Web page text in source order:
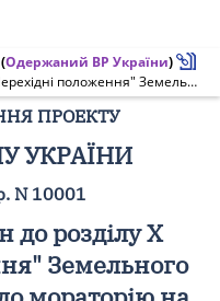
(Одержаний ВР України)
Про внесення змін до розділу X "Перехідні положення" Земельного кодексу України щодо мораторію на відчуження земель сільськогосподарського призначення